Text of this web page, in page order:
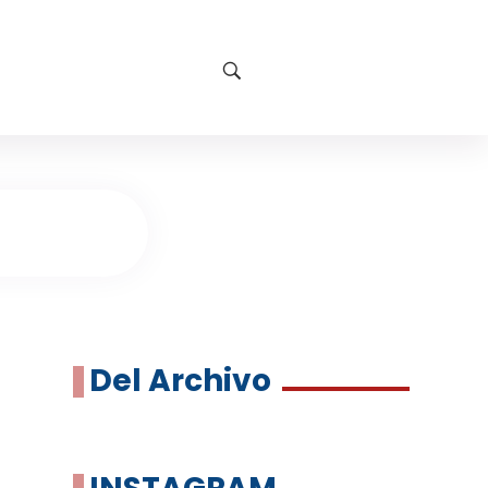
Del Archivo